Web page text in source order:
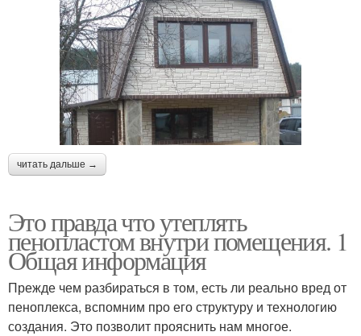
читать дальше →
Это правда что утеплять
пенопластом внутри помещения. 1
Общая информация
Прежде чем разбираться в том, есть ли реально вред от
пеноплекса, вспомним про его структуру и технологию
создания. Это позволит прояснить нам многое.